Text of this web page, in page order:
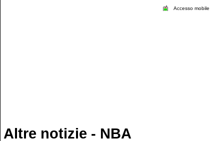
Accesso mobile
Altre notizie - NBA